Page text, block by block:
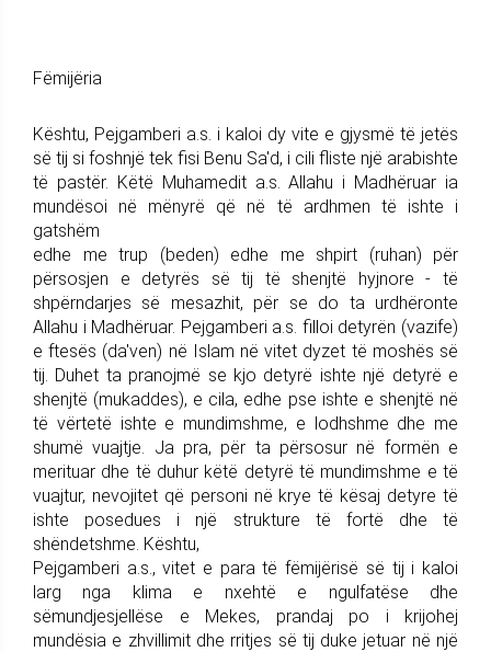
Fëmijëria
Kështu, Pejgamberi a.s. i kaloi dy vite e gjysmë të jetës
së tij si foshnjë tek fisi Benu Sa'd, i cili fliste një arabishte
të pastër. Këtë Muhamedit a.s. Allahu i Madhëruar ia
mundësoi në mënyrë që në të ardhmen të ishte i
gatshëm
edhe me trup (beden) edhe me shpirt (ruhan) për
përsosjen e detyrës së tij të shenjtë hyjnore - të
shpërndarjes së mesazhit, për se do ta urdhëronte
Allahu i Madhëruar. Pejgamberi a.s. filloi detyrën (vazife)
e ftesës (da'ven) në Islam në vitet dyzet të moshës së
tij. Duhet ta pranojmë se kjo detyrë ishte një detyrë e
shenjtë (mukaddes), e cila, edhe pse ishte e shenjtë në
të vërtetë ishte e mundimshme, e lodhshme dhe me
shumë vuajtje. Ja pra, për ta përsosur në formën e
merituar dhe të duhur këtë detyrë të mundimshme e të
vuajtur, nevojitet që personi në krye të kësaj detyre të
ishte posedues i një strukture të fortë dhe të
shëndetshme. Kështu,
Pejgamberi a.s., vitet e para të fëmijërisë së tij i kaloi
larg nga klima e nxehtë e ngulfatëse dhe
sëmundjesjellëse e Mekes, prandaj po i krijohej
mundësia e zhvillimit dhe rritjes së tij duke jetuar në një